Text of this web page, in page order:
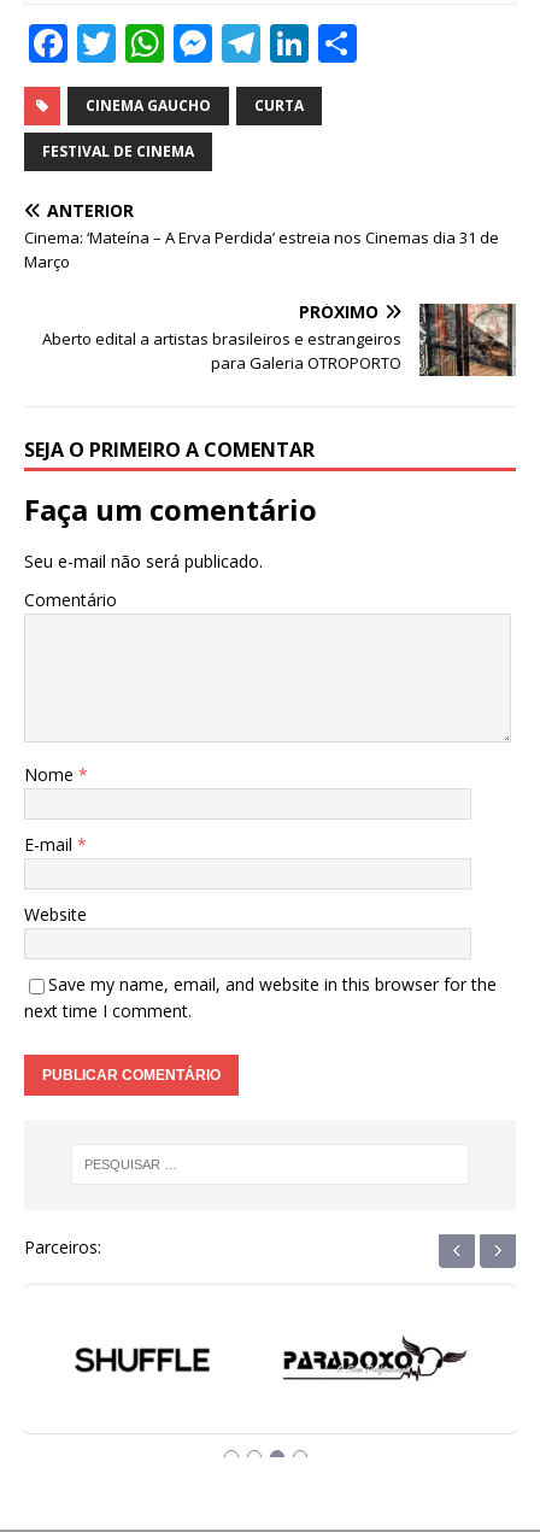
F
a
c
e
b
o
o
T
w
it
te
r
W
h
at
s
p
M
e
ss
g
T
el
e
m
Li
n
k
n
CINEMA GAUCHO CURTA
FESTIVAL DE CINEMA
ANTERIOR
Cinema: ‘Mateína – A Erva Perdida’ estreia nos Cinemas dia 31 de
Março
PRÓXIMO
Aberto edital a artistas brasileiros e estrangeiros
para Galeria OTROPORTO
SEJA O PRIMEIRO A COMENTAR
Faça um comentário
Seu e-mail não será publicado.
Comentário
Nome *
E-mail *
Website
Save my name, email, and website in this browser for the
next time I comment.
Parceiros: ‹ ›